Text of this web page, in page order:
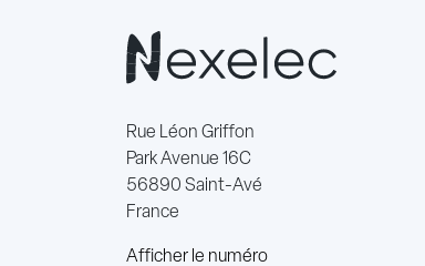
Rue Léon Griffon
Park Avenue 16C
56890 Saint-Avé
France
Afficher le numéro